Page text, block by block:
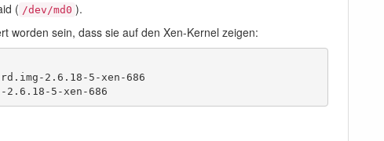
( /dev/md0 ).
worden sein, dass sie auf den Xen-Kernel zeigen:
2.6.18-5-xen-686
5-xen-686